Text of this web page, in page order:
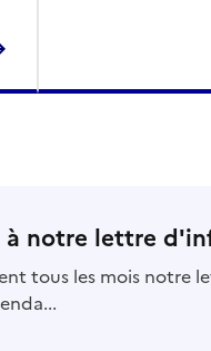
à notre lettre
tous les mois notre